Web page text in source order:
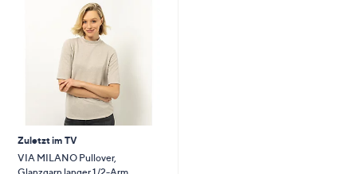
diese
anzuzeigen.
Zuletzt im TV
VIA MILANO Pullover,